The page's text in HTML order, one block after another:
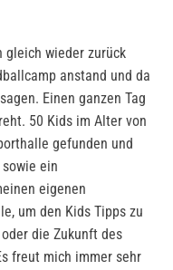
gleich wieder zurück
anstand und da
Einen ganzen Tag
50 Kids im Alter von
gefunden und
ein
eigenen
um den Kids Tipps zu
die Zukunft des
freut mich immer sehr